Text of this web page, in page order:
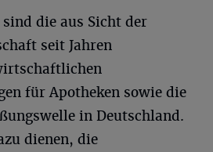
die aus Sicht der
seit Jahren
für Apotheken sowie die
in Deutschland.
dienen, die